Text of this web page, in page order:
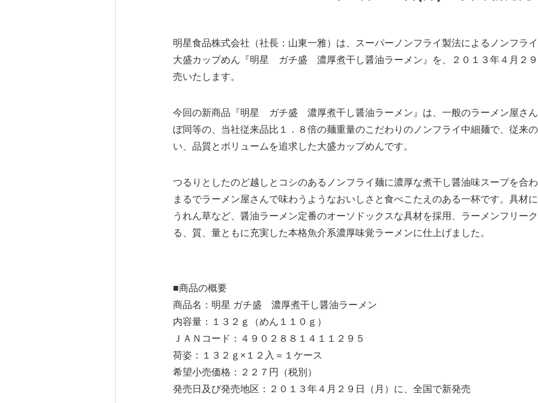
明星食品株式会社（社長：山東一雅）は、スーパーノンフライ製法によるノンフラ
大盛カップめん『明星 ガチ盛 濃厚煮干し醤油ラーメン』を、２０１３年４月２
売いたします。
今回の新商品『明星 ガチ盛 濃厚煮干し醤油ラーメン』は、一般のラーメン屋さん
ぼ同等の、当社従来品比１．８倍の麺重量のこだわりのノンフライ中細麺で、従来
い、品質とボリュームを追求した大盛カップめんです。
つるりとしたのど越しとコシのあるノンフライ麺に濃厚な煮干し醤油味スープを合わ
まるでラーメン屋さんで味わうようなおいしさと食べこたえのある一杯です。具材
うれん草など、醤油ラーメン定番のオーソドックスな具材を採用、ラーメンフリー
る、質、量ともに充実した本格魚介系濃厚味覚ラーメンに仕上げました。
■商品の概要
商品名：明星 ガチ盛 濃厚煮干し醤油ラーメン
内容量：１３２ｇ（めん１１０ｇ）
ＪＡＮコード：４９０２８８１４１１２９５
荷姿：１３２ｇ×１２入＝１ケース
希望小売価格：２２７円（税別）
発売日及び発売地区：２０１３年４月２９日（月）に、全国で新発売